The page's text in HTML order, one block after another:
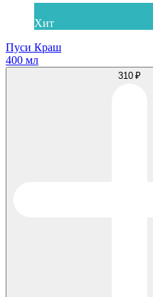
Хит
Пуси Краш
400 мл
310 ₽